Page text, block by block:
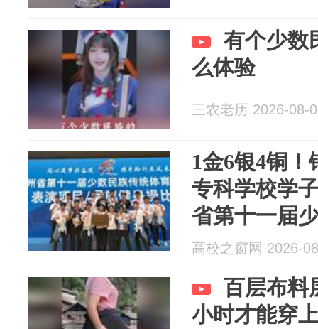
有个少数
么体验
三农老历 2026-08-
1金6银4铜
专科学校学
省第十一届
动会上斩获
高校之窗网 2026-
百层布料
小时才能穿